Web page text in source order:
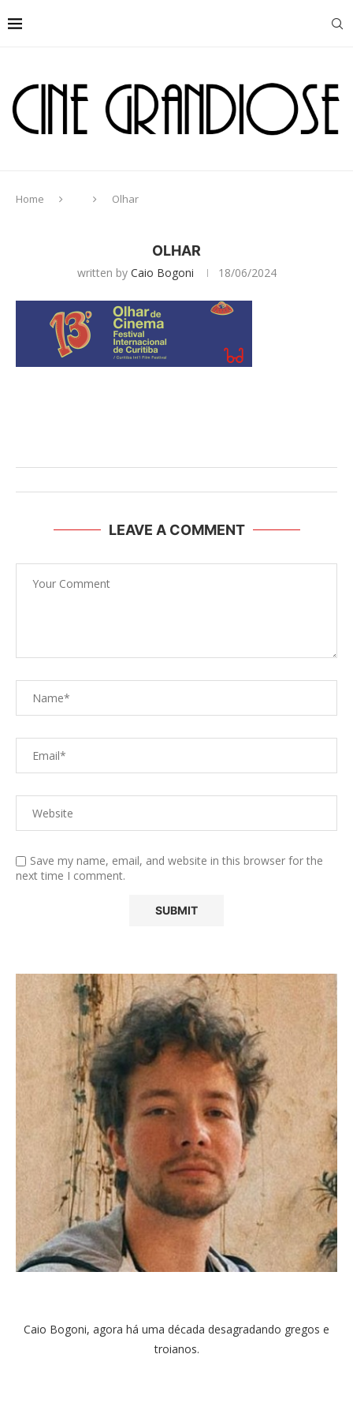
Home Olhar
OLHAR
written by Caio Bogoni 18/06/2024
LEAVE A COMMENT
Save my name, email, and website in this browser for the
next time I comment.
Caio Bogoni, agora há uma década desagradando gregos e
troianos.